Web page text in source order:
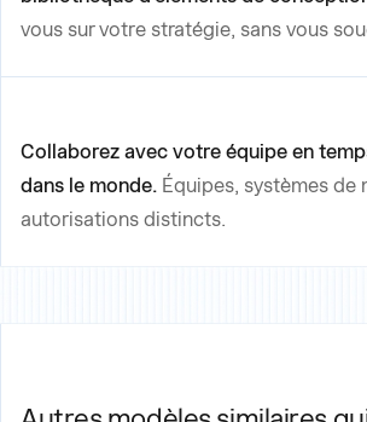
vous sur votre stratégie, sans vous
Collaborez avec votre équipe en
dans le monde. Équipes, systèmes de
autorisations distincts.